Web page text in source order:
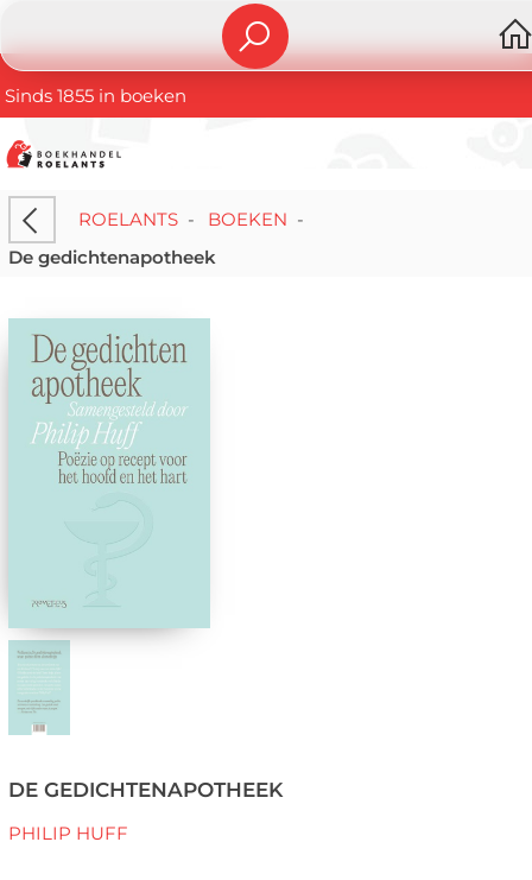
Sinds 1855 in boeken
ROELANTS- BOEKEN -
De gedichtenapotheek
DE GEDICHTENAPOTHEEK
PHILIP HUFF